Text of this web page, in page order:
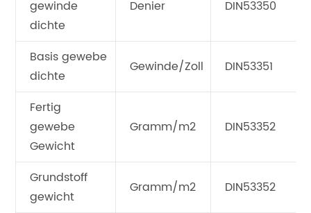
gewinde
dichte
Denier DIN53350
Basis gewebe
dichte
Gewinde/Zoll DIN53351
Fertig
gewebe
Gewicht
Gramm/m2 DIN53352
Grundstoff
gewicht
Gramm/m2 DIN53352